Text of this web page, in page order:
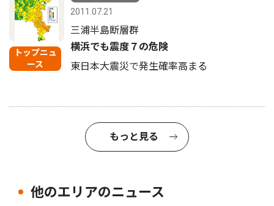
トップニュ
ース
2011.07.21
三浦半島断層群
横浜でも震度７の危険
東日本大震災で発生確率高まる
もっと見る
他のエリアのニュース